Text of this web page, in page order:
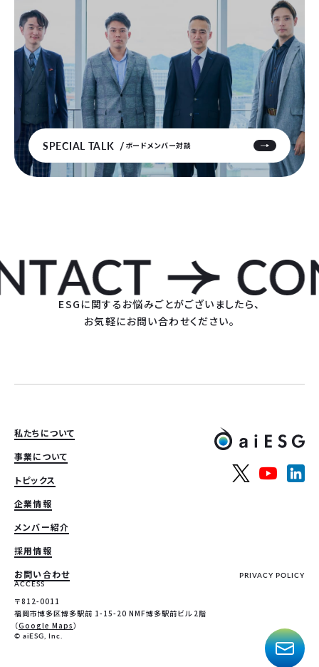
SPECIAL TALK ボードメンバー対談
ESGに関するお悩みごとがございましたら、
お気軽にお問い合わせください。
私たちについて
事業について
トピックス
企業情報
メンバー紹介
採用情報
お問い合わせ
PRIVACY POLICY
ACCESS
〒812-0011
福岡市博多区博多駅前 1-15-20 NMF博多駅前ビル 2階
（Google Maps）
© aiESG, Inc.